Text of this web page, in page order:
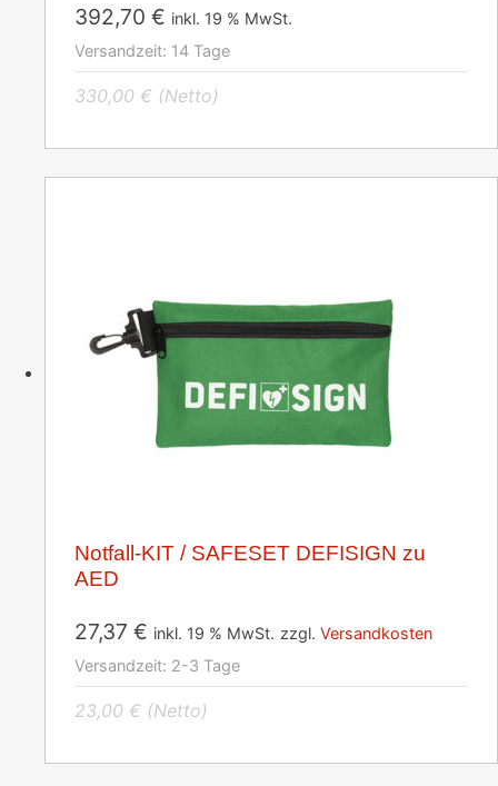
392,70 € inkl. 19 % MwSt.
Versandzeit: 14 Tage
330,00 € (Netto)
Notfall-KIT / SAFESET DEFISIGN zu
AED
27,37 € inkl. 19 % MwSt. zzgl. Versandkosten
Versandzeit: 2-3 Tage
23,00 € (Netto)